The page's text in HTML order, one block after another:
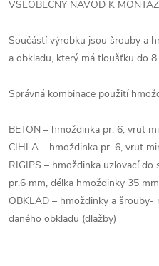
VŠEOBECNÝ NÁVOD K
Součástí výrobku jsou šrouby a
a obkladu, který má tloušťku do
Správná kombinace použití
BETON – hmoždinka pr. 6, vrut
CIHLA – hmoždinka pr. 6, vrut
RIGIPS – hmoždinka uzlovací
pr.6 mm, délka hmoždinky 35
OBKLAD – hmoždinky a
daného obkladu (dlažby)